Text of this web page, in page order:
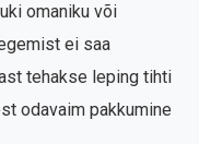
omaniku või
ei saa
tehakse leping tihti
odavaim pakkumine